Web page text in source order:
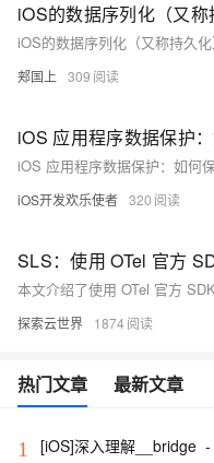
iOS的数据序列化（又
iOS的数据序列化（又称持久
郏国上 309
iOS开发欢乐使者 320
探索云世界 1874
热门文章 最新文章
1 [iOS]深入理解__bridge